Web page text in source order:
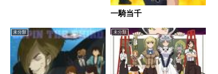
一騎当千
未分類 未分類